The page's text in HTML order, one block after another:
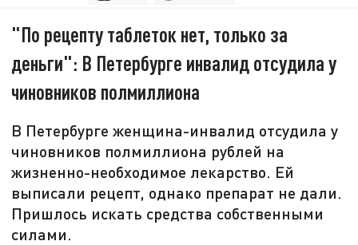
"По рецепту таблеток нет, только за
деньги": В Петербурге инвалид отсудила у
чиновников полмиллиона
В Петербурге женщина-инвалид отсудила у
чиновников полмиллиона рублей на
жизненно-необходимое лекарство. Ей
выписали рецепт, однако препарат не дали.
Пришлось искать средства собственными
силами.